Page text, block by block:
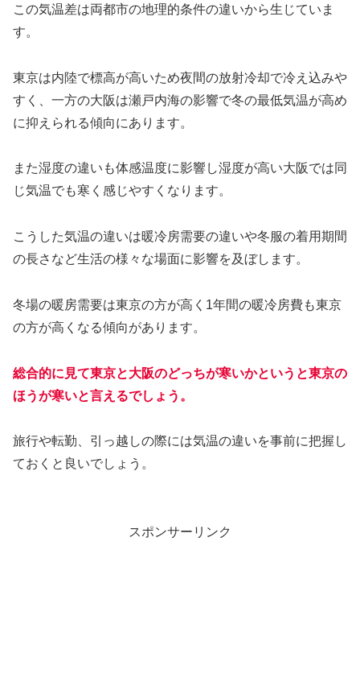
この気温差は両都市の地理的条件の違いから生じていま
す。
東京は内陸で標高が高いため夜間の放射冷却で冷え込みや
すく、一方の大阪は瀬戸内海の影響で冬の最低気温が高め
に抑えられる傾向にあります。
また湿度の違いも体感温度に影響し湿度が高い大阪では同
じ気温でも寒く感じやすくなります。
こうした気温の違いは暖冷房需要の違いや冬服の着用期間
の長さなど生活の様々な場面に影響を及ぼします。
冬場の暖房需要は東京の方が高く1年間の暖冷房費も東京
の方が高くなる傾向があります。
総合的に見て東京と大阪のどっちが寒いかというと東京の
ほうが寒いと言えるでしょう。
旅行や転勤、引っ越しの際には気温の違いを事前に把握し
ておくと良いでしょう。
スポンサーリンク